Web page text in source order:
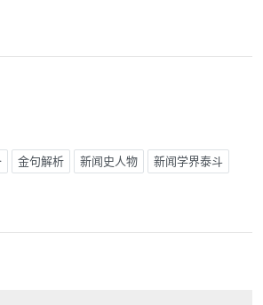
金句解析 新闻史人物 新闻学界泰斗